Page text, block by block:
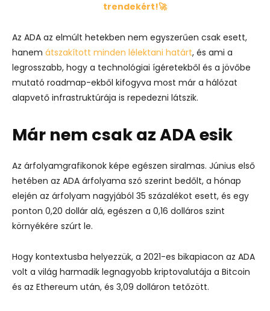
trendekért!🚀
Az ADA az elmúlt hetekben nem egyszerűen csak esett,
hanem átszakított minden lélektani határt, és ami a
legrosszabb, hogy a technológiai ígéretekből és a jövőbe
mutató roadmap-ekből kifogyva most már a hálózat
alapvető infrastruktúrája is repedezni látszik.
Már nem csak az ADA esik
Az árfolyamgrafikonok képe egészen siralmas. Június első
hetében az ADA árfolyama szó szerint bedőlt, a hónap
elején az árfolyam nagyjából 35 százalékot esett, és egy
ponton 0,20 dollár alá, egészen a 0,16 dolláros szint
környékére szúrt le.
Hogy kontextusba helyezzük, a 2021-es bikapiacon az ADA
volt a világ harmadik legnagyobb kriptovalutája a Bitcoin
és az Ethereum után, és 3,09 dolláron tetőzött.